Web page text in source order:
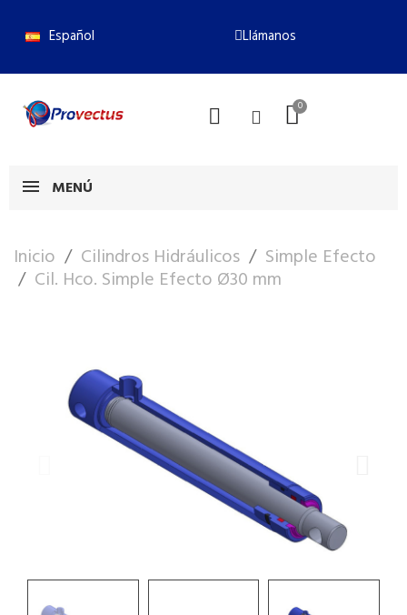
Español Llámanos
MENÚ
Inicio Cilindros Hidráulicos Simple Efecto
Cil. Hco. Simple Efecto Ø30 mm